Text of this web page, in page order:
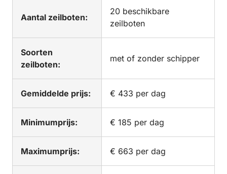
Aantal zeilboten:
20 beschikbare
zeilboten
Soorten
zeilboten:
met of zonder schipper
Gemiddelde prijs: € 433 per dag
Minimumprijs: € 185 per dag
Maximumprijs: € 663 per dag